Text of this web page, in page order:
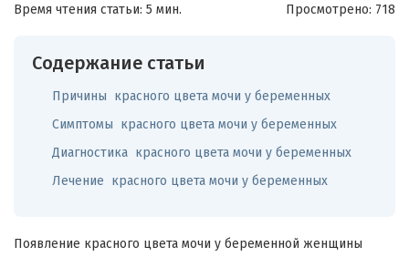
Время чтения статьи: 5 мин. Просмотрено: 718
Содержание статьи
Причины красного цвета мочи у беременных
Симптомы красного цвета мочи у беременных
Диагностика красного цвета мочи у беременных
Лечение красного цвета мочи у беременных
Появление красного цвета мочи у беременной женщины